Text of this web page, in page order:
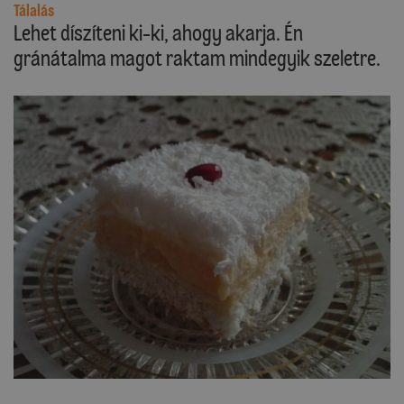
Tálalás
Lehet díszíteni ki-ki, ahogy akarja. Én
gránátalma magot raktam mindegyik szeletre.